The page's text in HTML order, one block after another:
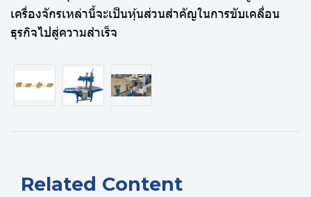
เครื่องจักรเหล่านี้จะเป็นหุ้นส่วนสำคัญในการขับเคลื่อน
ธุรกิจไปสู่ความสำเร็จ
Related Content